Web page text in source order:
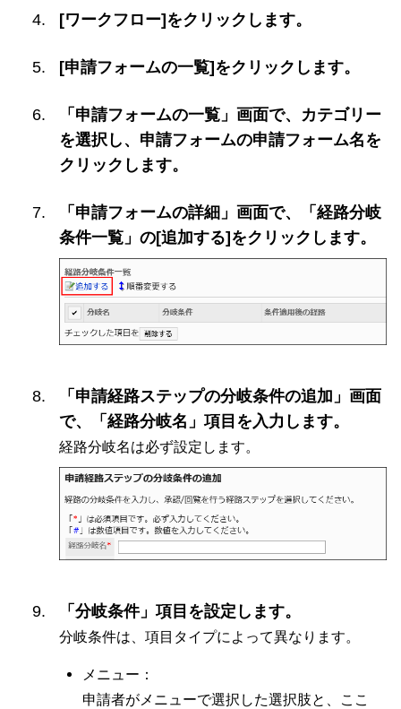
[ワークフロー]をクリックします。
[申請フォームの一覧]をクリックします。
「申請フォームの一覧」画面で、カテゴリー
を選択し、申請フォームの申請フォーム名を
クリックします。
「申請フォームの詳細」画面で、「経路分岐
条件一覧」の[追加する]をクリックします。
「申請経路ステップの分岐条件の追加」画面
で、「経路分岐名」項目を入力します。
経路分岐名は必ず設定します。
「分岐条件」項目を設定します。
分岐条件は、項目タイプによって異なります。
メニュー：
申請者がメニューで選択した選択肢と、ここ